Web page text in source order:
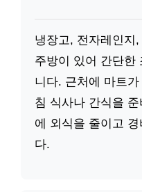
냉장고, 전자레인지
주방이 있어 간단한
니다. 근처에 마트
침 식사나 간식을
에 외식을 줄이고
다.